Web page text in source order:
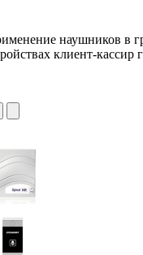
наушников в
клиент-кассир